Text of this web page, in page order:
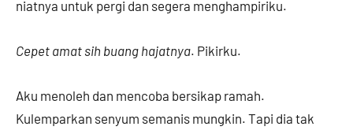
niatnya untuk pergi dan segera menghampiriku.
Cepet amat sih buang hajatnya. Pikirku.
Aku menoleh dan mencoba bersikap ramah.
Kulemparkan senyum semanis mungkin. Tapi dia tak